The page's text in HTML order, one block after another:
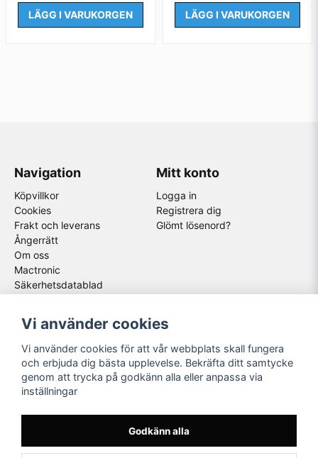
LÄGG I VARUKORGEN LÄGG I VARUKORGEN
Navigation
Köpvillkor
Cookies
Frakt och leverans
Ångerrätt
Om oss
Mactronic
Säkerhetsdatablad
Mitt konto
Logga in
Registrera dig
Glömt lösenord?
Instagram
Youtube
Vi använder cookies
Vi använder cookies för att vår webbplats skall fungera
och erbjuda dig bästa upplevelse. Bekräfta ditt samtycke
genom att trycka på godkänn alla eller anpassa via
inställningar
Godkänn alla